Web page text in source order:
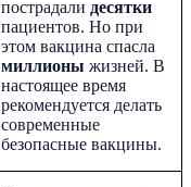
пострадалидесятки
пациентов. Но при
этом вакцина спасла
миллионы жизней. В
настоящее время
рекомендуется делать
современные
безопасные вакцины.